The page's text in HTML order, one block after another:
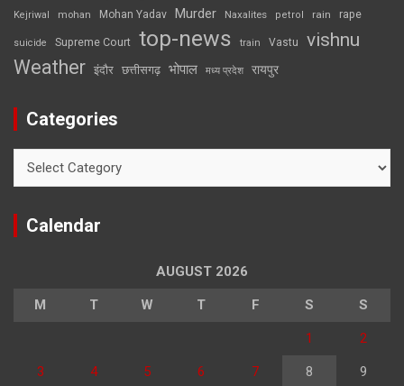
Kejriwal mohan Mohan Yadav Murder Naxalites petrol rain rape
suicide Supreme Court top-news train Vastu vishnu
Weather इंदौर छत्तीसगढ़ भोपाल मध्य प्रदेश रायपुर
Categories
Calendar
AUGUST 2026
M T W T F S S
1 2
3 4 5 6 7 8 9